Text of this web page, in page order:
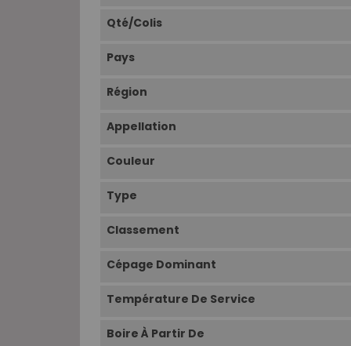
Qté/Colis
Pays
Région
Appellation
Couleur
Type
Classement
Cépage Dominant
Température De Service
Boire À Partir De